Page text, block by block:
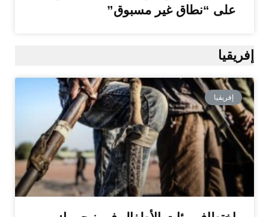
على “نطاق غير مسبوق”
إفريقيا
إفريقيا